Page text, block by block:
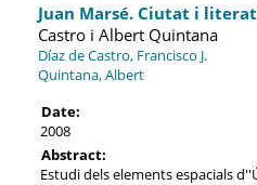
Juan Marsé. Ciutat i
Castro i Albert Quintana
Díaz de Castro, Francisco J.
Quintana, Albert
Date:
2008
Abstract:
Estudi dels elements espacials